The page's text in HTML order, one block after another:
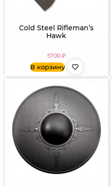
Cold Steel Rifleman’s
Hawk
5700 ₽
В корзину